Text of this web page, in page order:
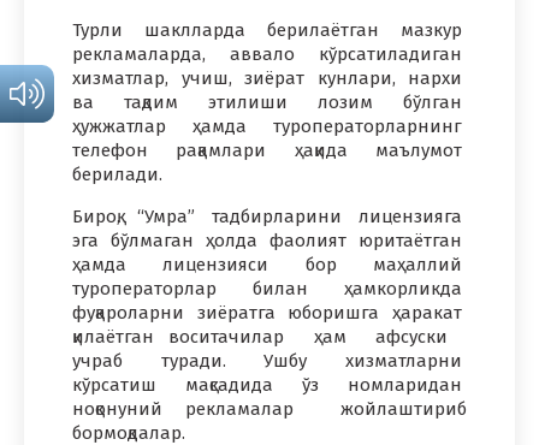
Турли шаклларда берилаётган мазкур
рекламаларда, аввало кўрсатиладиган
хизматлар, учиш, зиёрат кунлари, нархи
ва тақдим этилиши лозим бўлган
ҳужжатлар ҳамда туроператорларнинг
телефон рақамлари ҳақида маълумот
берилади.
Бироқ, “Умра” тадбирларини лицензияга
эга бўлмаган ҳолда фаолият юритаётган
ҳамда лицензияси бор маҳаллий
туроператорлар билан ҳамкорликда
фуқароларни зиёратга юборишга ҳаракат
қилаётган воситачилар ҳам афсуски
учраб туради. Ушбу хизматларни
кўрсатиш мақсадида ўз номларидан
ноқонуний рекламалар жойлаштириб
бормоқдалар.